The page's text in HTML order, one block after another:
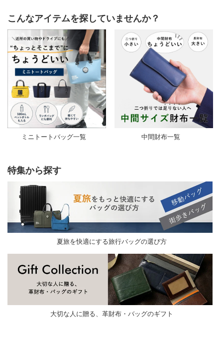
こんなアイテムを探していませんか？
ミニトートバッグ一覧 中間財布一覧
特集から探す
夏旅を快適にする旅行バッグの選び方
大切な人に贈る、革財布・バッグのギフト